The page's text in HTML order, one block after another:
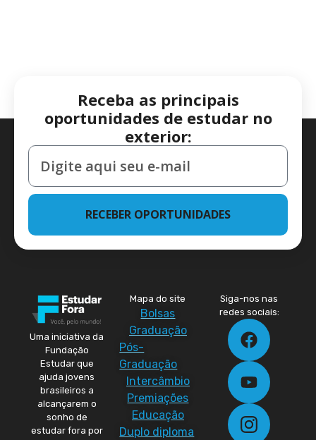
Receba as principais
oportunidades de estudar no
exterior:
RECEBER OPORTUNIDADES
Uma iniciativa da
Fundação
Estudar que
ajuda jovens
brasileiros a
alcançarem o
sonho de
estudar fora por
Mapa do site
Bolsas
Graduação
Pós-
Graduação
Intercâmbio
Premiações
Educação
Duplo diploma
Siga-nos nas
redes sociais: